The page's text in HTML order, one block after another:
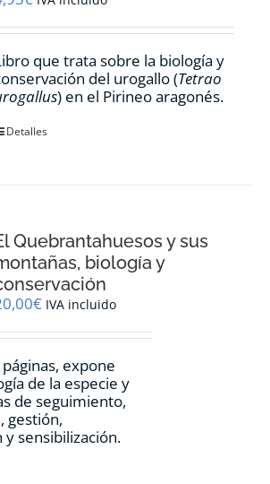
que trata sobre la biología y
del urogallo (Tetrao
) en el Pirineo aragonés.
Detalles
Quebrantahuesos y sus
biología y
€ IVA incluido
expone
de la especie y
de seguimiento,
gestión,
y sensibilización.